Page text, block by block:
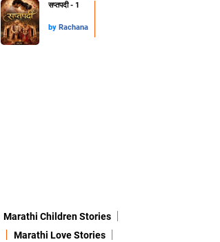
सप्तपदी - 1
by Rachana
Marathi Children Stories
Marathi Love Stories